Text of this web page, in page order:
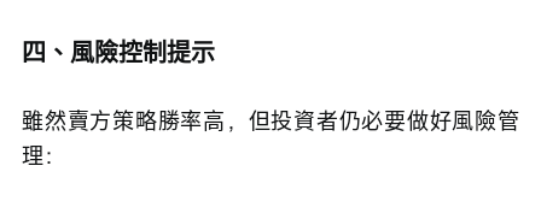
四、風險控制提示
雖然賣方策略勝率高，但投資者仍必要做好風險管
理：